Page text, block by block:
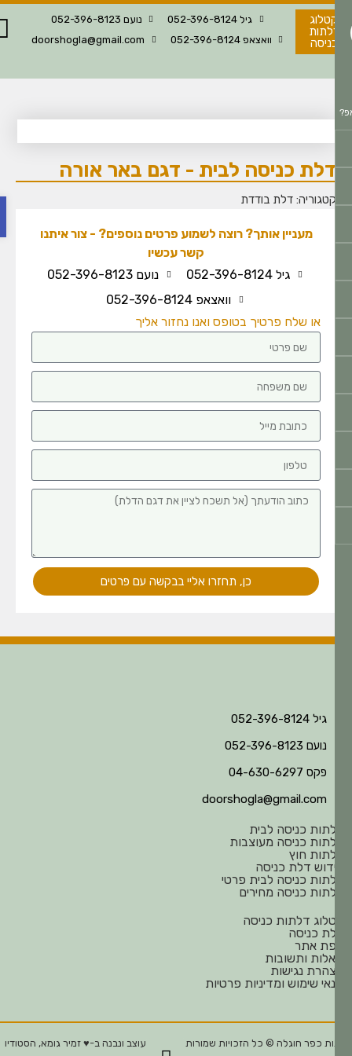
גיל 052-396-8124
נועם 052-396-8123
וואצאפ 052-396-8124
doorshogla@gmail.com
כניסה לבית - דגם באר אורה
דלת בודדת
מעניין אותך? רוצה לשמוע פרטים נוספים? - צור איתנו
קשר עכשיו
גיל 052-396-8124
נועם 052-396-8123
וואצאפ 052-396-8124
או שלח פרטיך בטופס ואנו נחזור אליך
כן, תחזרו אליי בבקשה עם פרטים
גיל 052-396-8124
נועם 052-396-8123
פקס 04-630-6297
doorshogla@gmail.com
כניסה לבית
כניסה מעוצבות
חוץ
דלת כניסה
כניסה לבית פרטי
כניסה מחירים
דלתות כניסה
כניסה
אתר
ותשובות
נגישות
שימוש ומדיניות פרטיות
כפר חוגלה © כל הזכויות שמורות עוצב ונבנה ב-♥︎ זמיר גומא, הסטודיו